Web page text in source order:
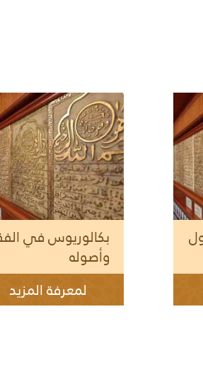
بكالوريوس في
وأصوله
لمعرفة المزيد